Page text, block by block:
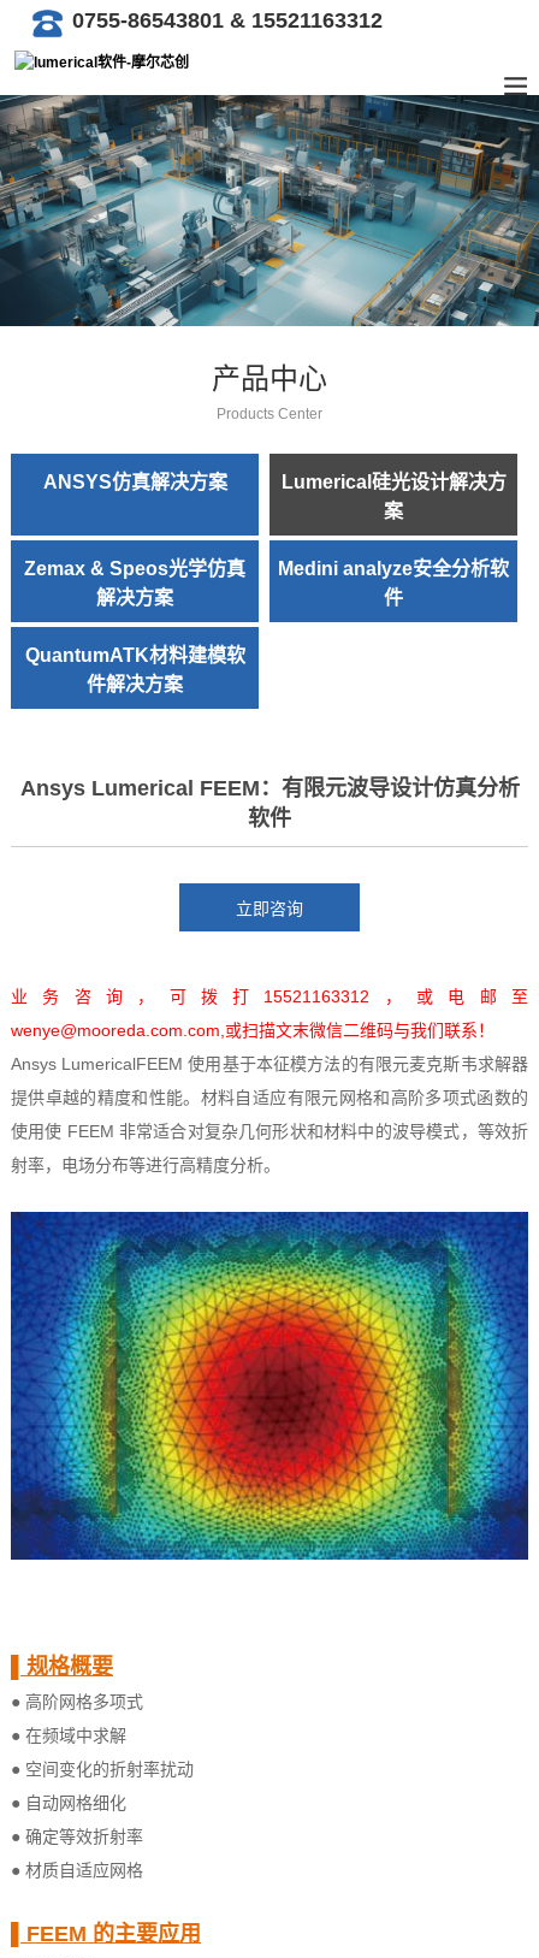
0755-86543801 & 15521163312
产品中心
Products Center
ANSYS仿真解决方案
Lumerical硅光设计解决方
案
Zemax & Speos光学仿真
解决方案
Medini analyze安全分析软
件
QuantumATK材料建模软
件解决方案
Ansys Lumerical FEEM：有限元波导设计仿真分析
软件
业务咨询，可拨打15521163312，或电邮至
wenye@mooreda.com.com,或扫描文末微信二维码与我们联系！
Ansys LumericalFEEM 使用基于本征模方法的有限元麦克斯韦求解器
提供卓越的精度和性能。材料自适应有限元网格和高阶多项式函数的
使用使 FEEM 非常适合对复杂几何形状和材料中的波导模式，等效折
射率，电场分布等进行高精度分析。
▌规格概要
● 高阶网格多项式
● 在频域中求解
● 空间变化的折射率扰动
● 自动网格细化
● 确定等效折射率
● 材质自适应网格
▌FEEM 的主要应用